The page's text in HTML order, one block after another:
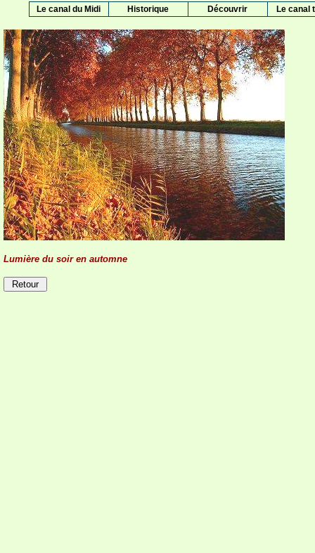
Le canal du Midi Historique Découvrir Le canal
Lumière du soir en automne